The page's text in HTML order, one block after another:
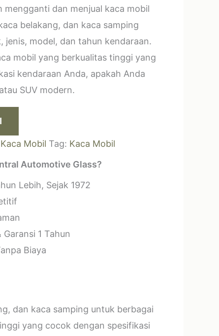
mengganti dan menjual kaca mobil
belakang, dan kaca samping
jenis, model, dan tahun kendaraan.
mobil yang berkualitas tinggi yang
kendaraan Anda, apakah Anda
SUV modern.
Kaca Mobil Tag: Kaca Mobil
Automotive Glass?
Lebih, Sejak 1972
1 Tahun
Biaya
dan kaca samping untuk berbagai
yang cocok dengan spesifikasi